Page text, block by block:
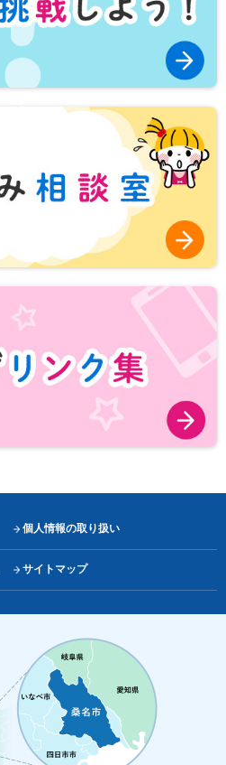
個人情報の取り扱い
サイトマップ